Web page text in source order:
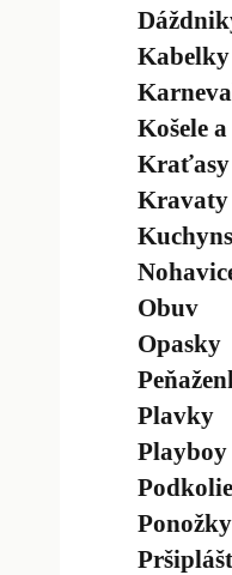
Košele
Kraťasy
Obuv
Opasky
Plavky
Playboy
Ponožky